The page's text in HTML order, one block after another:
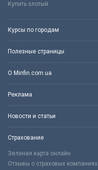
Купить злотый
Курсы по городам
Полезные страницы
О Minfin.com.ua
Реклама
Новости и статьи
Страхование
Зеленая карта онлайн
Отзывы о страховых компаниях